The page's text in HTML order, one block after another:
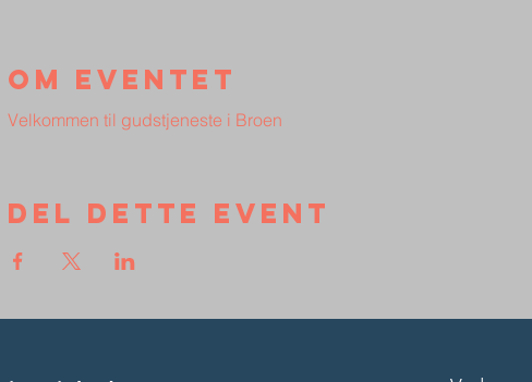
Om eventet
Velkommen til gudstjeneste i Broen
Del dette event